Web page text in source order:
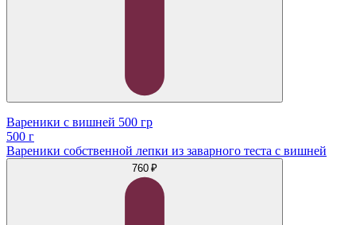
Вареники с вишней 500 гр
500 г
Вареники собственной лепки из заварного теста с вишней
760 ₽